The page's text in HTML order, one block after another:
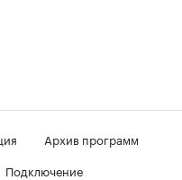
Архив программ
Подключение